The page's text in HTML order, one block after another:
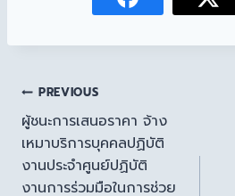
PREVIOUS
ผู้ชนะการเสนอราคา จ้าง
เหมาบริการบุคคลปฏิบัติ
งานประจำศูนย์ปฏิบัติ
งานการร่วมมือในการช่วย